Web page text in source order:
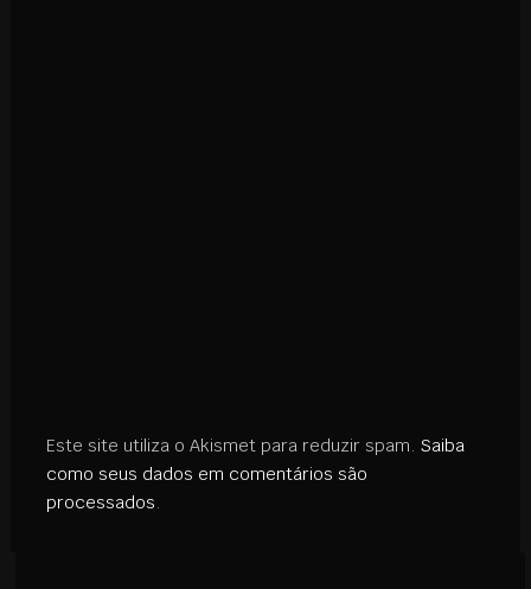
Este site utiliza o Akismet para reduzir spam. Saiba
como seus dados em comentários são
processados.